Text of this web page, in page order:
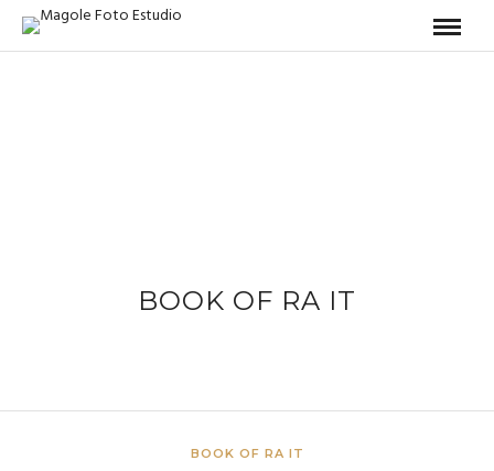
BOOK OF RA IT
BOOK OF RA IT